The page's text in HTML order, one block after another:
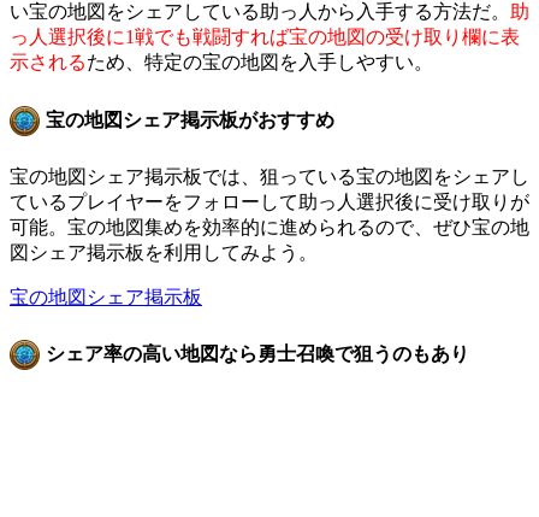
い宝の地図をシェアしている助っ人から入手する方法だ。
助
っ人選択後に1戦でも戦闘すれば宝の地図の受け取り欄に表
示されるため、特定の宝の地図を入手しやすい。
宝の地図シェア掲示板がおすすめ
宝の地図シェア掲示板では、狙っている宝の地図をシェアし
ているプレイヤーをフォローして助っ人選択後に受け取りが
可能。宝の地図集めを効率的に進められるので、ぜひ宝の地
図シェア掲示板を利用してみよう。
宝の地図シェア掲示板
シェア率の高い地図なら勇士召喚で狙うのもあり